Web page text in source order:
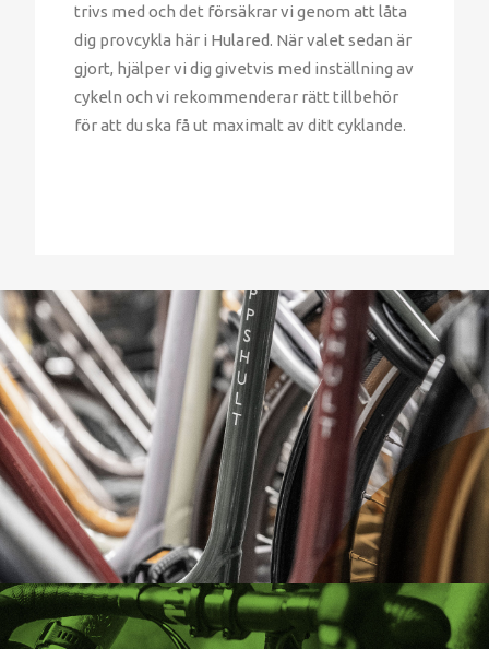
trivs med och det försäkrar vi genom att låta
dig provcykla här i Hulared. När valet sedan är
gjort, hjälper vi dig givetvis med inställning av
cykeln och vi rekommenderar rätt tillbehör
för att du ska få ut maximalt av ditt cyklande.